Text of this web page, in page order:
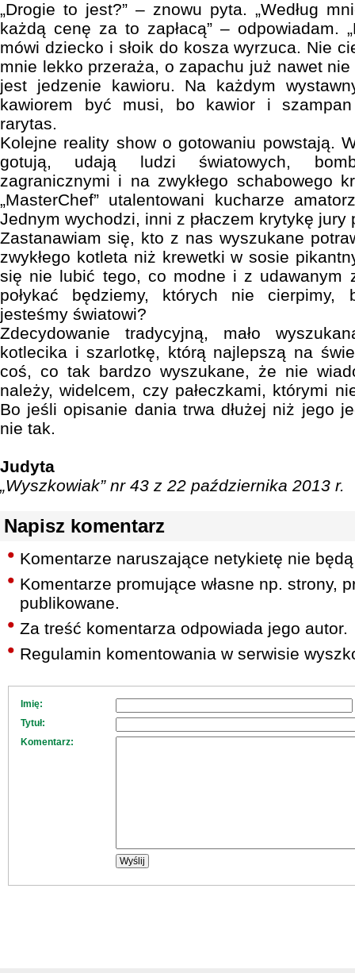
„Drogie to jest?” – znowu pyta. „Według
każdą cenę za to zapłacą” – odpowiadam.
mówi dziecko i słoik do kosza wyrzuca. Nie
mnie lekko przeraża, o zapachu już nawet
jest jedzenie kawioru. Na każdym
kawiorem być musi, bo kawior i
rarytas.
Kolejne reality show o gotowaniu powstają.
gotują, udają ludzi światowych,
zagranicznymi i na zwykłego schabowego
„MasterChef” utalentowani kucharze
Jednym wychodzi, inni z płaczem krytykę jury
Zastanawiam się, kto z nas wyszukane
zwykłego kotleta niż krewetki w sosie
się nie lubić tego, co modne i z udawanym
połykać będziemy, których nie
jesteśmy światowi?
Zdecydowanie tradycyjną, mało
kotlecika i szarlotkę, którą najlepszą na
coś, co tak bardzo wyszukane, że nie
należy, widelcem, czy pałeczkami, którymi
Bo jeśli opisanie dania trwa dłużej niż jego
nie tak.
Judyta
„Wyszkowiak” nr 43 z 22 października 2013 r.
Napisz komentarz
Komentarze naruszające netykietę nie
Komentarze promujące własne np. strony,
publikowane.
Za treść komentarza odpowiada jego autor.
Regulamin komentowania w serwisie
Imię:
Tytuł:
Komentarz: